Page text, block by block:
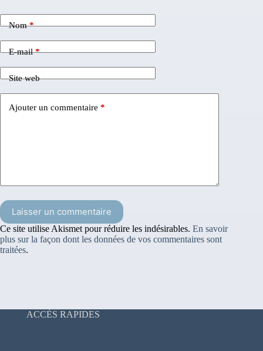
Nom*
E-mail*
Site web
Ajouter un commentaire *
Laisser un commentaire
Ce site utilise Akismet pour réduire les indésirables. En savoir
plus sur la façon dont les données de vos commentaires sont
traitées.
ACCÈS RAPIDES